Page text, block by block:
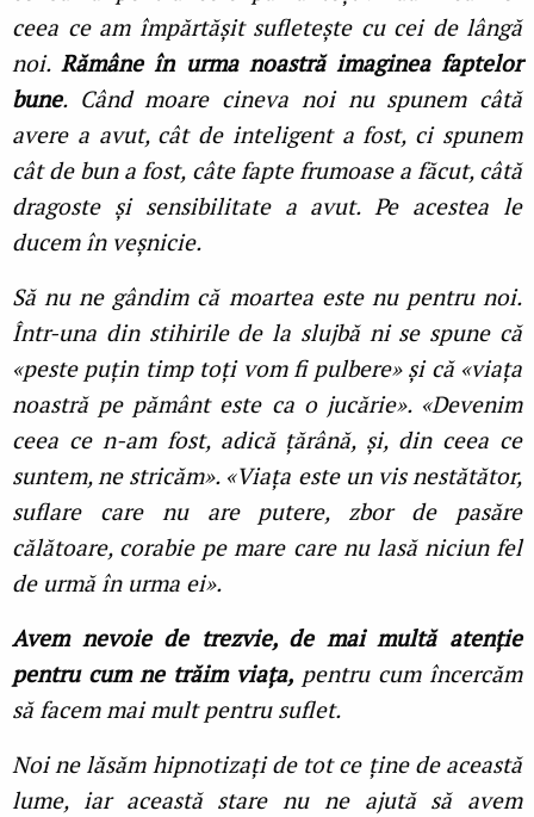
ceea ce am împărtășit sufletește cu cei de lângă
noi.Rămâne în urma noastră imaginea faptelor
bune. Când moare cineva noi nu spunem câtă
avere a avut, cât de inteligent a fost, ci spunem
cât de bun a fost, câte fapte frumoase a făcut, câtă
dragoste și sensibilitate a avut. Pe acestea le
ducem în veșnicie.
Să nu ne gândim că moartea este nu pentru noi.
Într-una din stihirile de la slujbă ni se spune că
«peste puțin timp toți vom fi pulbere» și că «viața
noastră pe pământ este ca o jucărie». «Devenim
ceea ce n-am fost, adică țărână, și, din ceea ce
suntem, ne stricăm». «Viața este un vis nestătător,
suflare care nu are putere, zbor de pasăre
călătoare, corabie pe mare care nu lasă niciun fel
de urmă în urma ei».
Avem nevoie de trezvie, de mai multă atenție
pentru cum ne trăim viața, pentru cum încercăm
să facem mai mult pentru suflet.
Noi ne lăsăm hipnotizați de tot ce ține de această
lume, iar această stare nu ne ajută să avem